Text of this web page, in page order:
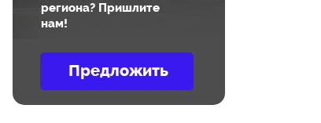
региона? Пришлите
нам!